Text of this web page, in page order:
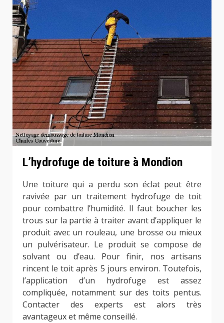
L’hydrofuge de toiture à Mondion
Une toiture qui a perdu son éclat peut être
ravivée par un traitement hydrofuge de toit
pour combattre l’humidité. Il faut boucher les
trous sur la partie à traiter avant d’appliquer le
produit avec un rouleau, une brosse ou mieux
un pulvérisateur. Le produit se compose de
solvant ou d’eau. Pour finir, nos artisans
rincent le toit après 5 jours environ. Toutefois,
l’application d’un hydrofuge est assez
compliquée, notamment sur des toits pentus.
Contacter des experts est alors très
avantageux et même conseillé.